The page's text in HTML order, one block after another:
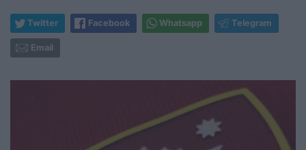
Twitter Facebook Whatsapp Telegram
Email